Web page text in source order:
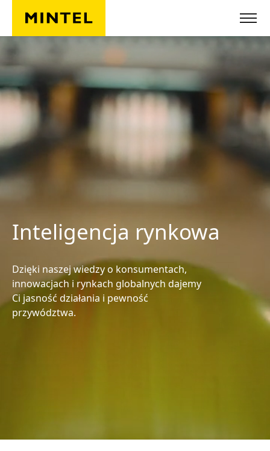
Przejdź do głównej treści
Inteligencja rynkowa
Dzięki naszej wiedzy o konsumentach,
innowacjach i rynkach globalnych dajemy
Ci jasność działania i pewność
przywództwa.